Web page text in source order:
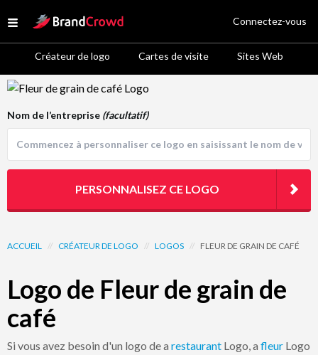
Open menu
Site Logo
Créateur de logo Cartes de visite Sites Web
Connectez-vous
Logo Template Preview
ACCUEIL // CRÉATEUR DE LOGO // LOGOS // FLEUR DE GRAIN DE CAFÉ
Logo de Fleur de grain de
café
Si vous avez besoin d'un logo de a restaurant Logo, a fleur Logo
Nom de l’entreprise (facultatif)
PERSONNALISEZ CE LOGO